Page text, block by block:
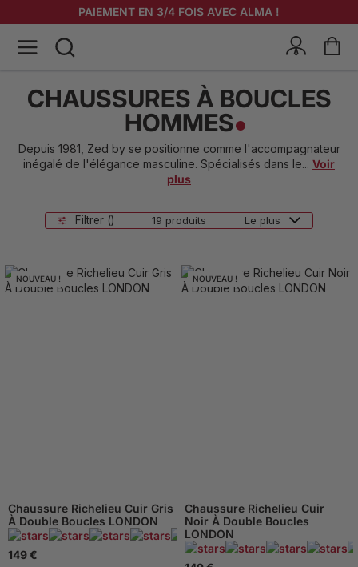
LIVRAISON OFFERTE À PARTIR DE 200 EUR D’ACHAT
PAIEMENT EN 3/4 FOIS AVEC ALMA !
CHAUSSURES À BOUCLES
HOMMES
Depuis 1981, Zed by se positionne comme l'accompagnateur
inégalé de l'élégance masculine. Spécialisés dans le... Voir
plus
Filtrer () 19 produits
NOUVEAU !
Chaussure Richelieu Cuir Gris
À Double Boucles LONDON
149 €
95 Avis
NOUVEAU !
Chaussure Richelieu Cuir
Noir À Double Boucles
LONDON